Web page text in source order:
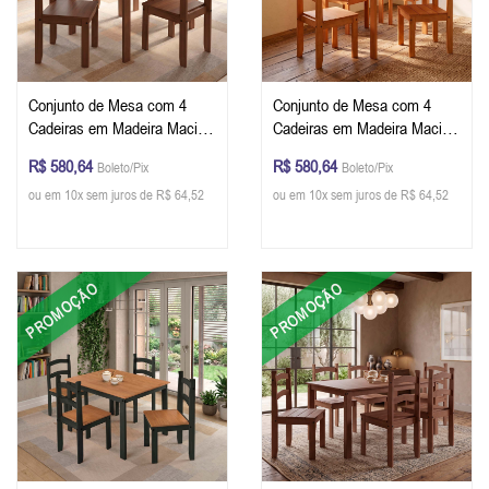
Conjunto de Mesa com 4
Cadeiras em Madeira Maciça
Cor Chocolate
R$ 580,64 Boleto/Pix
ou em 10x sem juros de R$ 64,52
Conjunto de Mesa com 4
Cadeiras em Madeira Maciça
Cor Mel
R$ 580,64 Boleto/Pix
ou em 10x sem juros de R$ 64,52
PROMOÇÃO PROMOÇÃO